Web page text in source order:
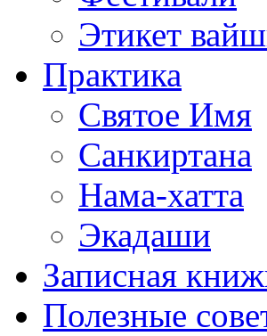
Этикет
Практика
Святое Имя
Санкиртана
Нама-хатта
Экадаши
Записная
Полезные